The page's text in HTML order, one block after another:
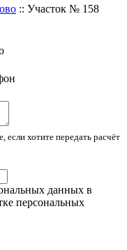
:: Участок № 158
если хотите передать расчёт
данных в
персональных